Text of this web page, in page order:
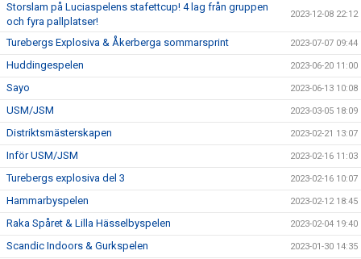
Storslam på Luciaspelens stafettcup! 4 lag från gruppen
och fyra pallplatser!
2023-12-08 22:12
Turebergs Explosiva & Åkerberga sommarsprint 2023-07-07 09:44
Huddingespelen 2023-06-20 11:00
Sayo 2023-06-13 10:08
USM/JSM 2023-03-05 18:09
Distriktsmästerskapen 2023-02-21 13:07
Inför USM/JSM 2023-02-16 11:03
Turebergs explosiva del 3 2023-02-16 10:07
Hammarbyspelen 2023-02-12 18:45
Raka Spåret & Lilla Hässelbyspelen 2023-02-04 19:40
Scandic Indoors & Gurkspelen 2023-01-30 14:35